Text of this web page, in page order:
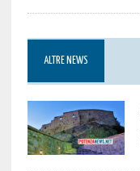
ALTRE NEWS